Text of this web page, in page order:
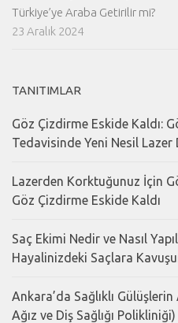
Türkiye’ye Araba Getirilir mi?
23 Aralık 2024
TANITIMLAR
Göz Çizdirme Eskide Kaldı:
Tedavisinde Yeni Nesil Lazer
Lazerden Korktuğunuz İçin
Göz Çizdirme Eskide Kaldı
Saç Ekimi Nedir ve Nasıl
Hayalinizdeki Saçlara
Ankara’da Sağlıklı
Ağız ve Diş Sağlığı Polikliniği)